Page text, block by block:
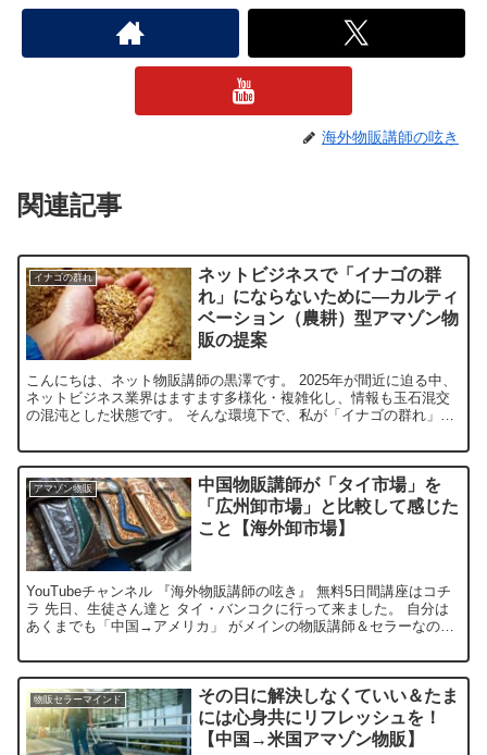
海外物販講師の呟き
関連記事
イナゴの群れ
ネットビジネスで「イナゴの群
れ」にならないために―カルティ
ベーション（農耕）型アマゾン物
販の提案
こんにちは、ネット物販講師の黒澤です。 2025年が間近に迫る中、
ネットビジネス業界はますます多様化・複雑化し、情報も玉石混交
の混沌とした状態です。 そんな環境下で、私が「イナゴの群れ」と
アマゾン物販
中国物販講師が「タイ市場」を
「広州卸市場」と比較して感じた
こと【海外卸市場】
YouTubeチャンネル 『海外物販講師の呟き』 無料5日間講座はコチ
ラ 先日、生徒さん達と タイ・バンコクに行って来ました。 自分は
あくまでも「中国→アメリカ」 がメインの物販講師＆セラーなので
物販セラーマインド
その日に解決しなくていい＆たま
には心身共にリフレッシュを！
【中国→米国アマゾン物販】